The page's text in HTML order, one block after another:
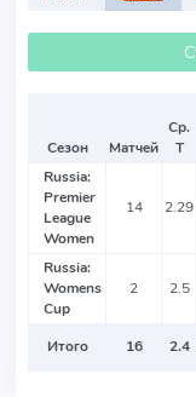
Сезон Матчей
Ср.
Т
Russia:
Premier
League
Women
14 2.29
Russia:
Womens
Cup
2 2.5
Итого 16 2.4